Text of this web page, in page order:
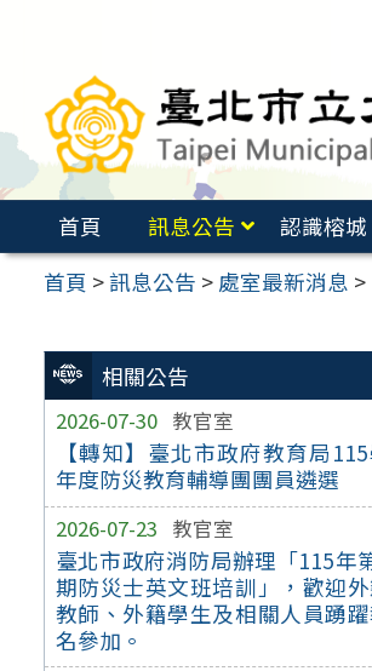
要
容
首頁 訊息公告 認識榕城
首頁 >訊息公告 > 處室最新消息 >
相關公告
2026-07-30 教官室
【轉知】臺北市政府教育局
年度防災教育輔導團團員遴選
2026-07-23 教官室
臺北市政府消防局辦理「115年
期防災士英文班培訓」，歡迎
教師、外籍學生及相關人員踴
名參加。